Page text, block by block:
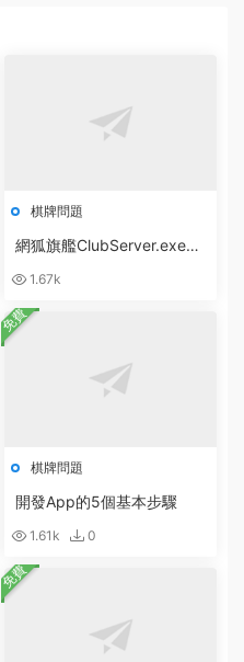
棋牌問題
網狐旗艦ClubServer.exe數
[ 0x80040e4d ]
1.67k
棋牌問題
開發App的5個基本步驟
1.61k 0
免費
免費